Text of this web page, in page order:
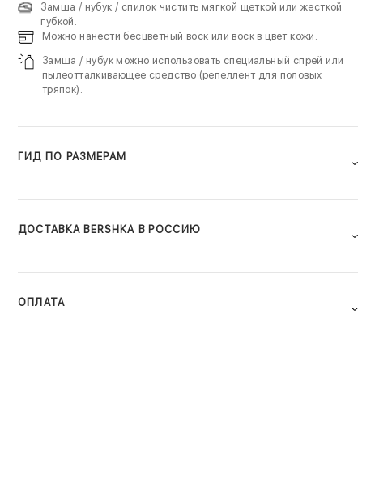
Замша / нубук / спилок чистить мягкой щеткой или жесткой
губкой.
Можно нанести бесцветный воск или воск в цвет кожи.
Замша / нубук можно использовать специальный спрей или
пылеотталкивающее средство (репеллент для половых
тряпок).
ГИД ПО РАЗМЕРАМ
ДОСТАВКА BERSHKA В РОССИЮ
ОПЛАТА